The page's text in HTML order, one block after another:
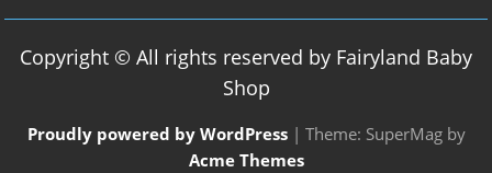
Copyright © All rights reserved by Fairyland Baby
Shop
Proudly powered by WordPress | Theme: SuperMag by
Acme Themes